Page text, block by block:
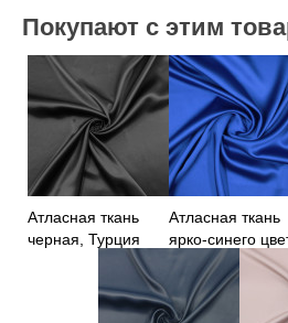
Покупают с этим
Атласная ткань
черная, Турция
Атласная ткань
ярко-синего